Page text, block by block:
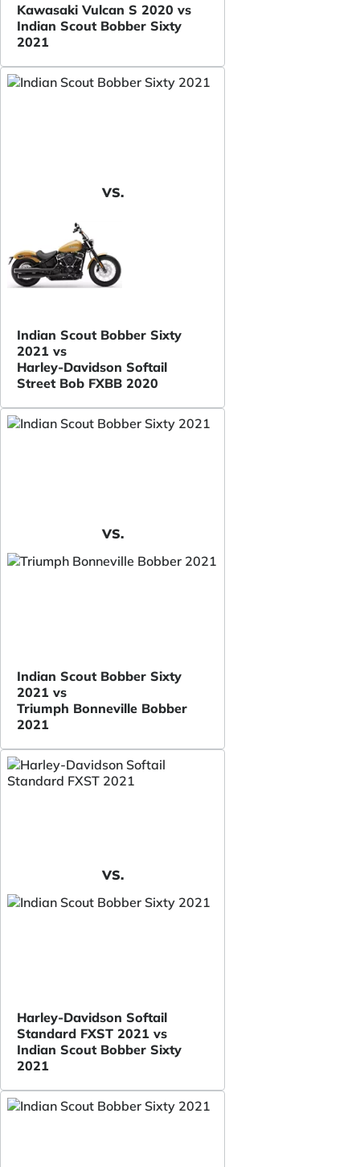
Kawasaki Vulcan S 2020 vs
Indian Scout Bobber Sixty
2021
VS.
Indian Scout Bobber Sixty
2021 vs
Harley-Davidson Softail
Street Bob FXBB 2020
VS.
Indian Scout Bobber Sixty
2021 vs
Triumph Bonneville Bobber
2021
VS.
Harley-Davidson Softail
Standard FXST 2021 vs
Indian Scout Bobber Sixty
2021